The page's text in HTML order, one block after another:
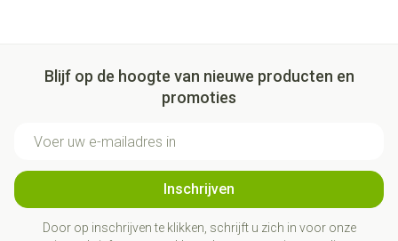
Blijf op de hoogte van nieuwe producten en
promoties
Inschrijven
Door op inschrijven te klikken, schrijft u zich in voor onze